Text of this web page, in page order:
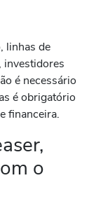
linhas de
investidores
é necessário
é obrigatório
financeira.
o